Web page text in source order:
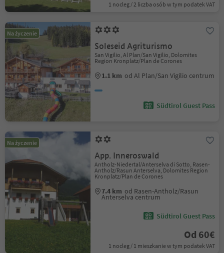
1 nocleg / 2 liczba osób w tym podatek VAT
Na życzenie
Soleseid Agriturismo
San Vigilio, Al Plan/San Vigilio, Dolomites
Region Kronplatz/Plan de Corones
1.1 km od Al Plan/San Vigilio centrum
Südtirol Guest Pass
Na życzenie
App. Inneroswald
Antholz-Niedertal/Anterselva di Sotto, Rasen-
Antholz/Rasun Anterselva, Dolomites Region
Kronplatz/Plan de Corones
7.4 km od Rasen-Antholz/Rasun
Anterselva centrum
Südtirol Guest Pass
Od 60€
1 nocleg / 1 mieszkanie w tym podatek VAT